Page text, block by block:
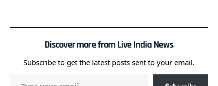
Discover more from Live India News
Subscribe to get the latest posts sent to your email.